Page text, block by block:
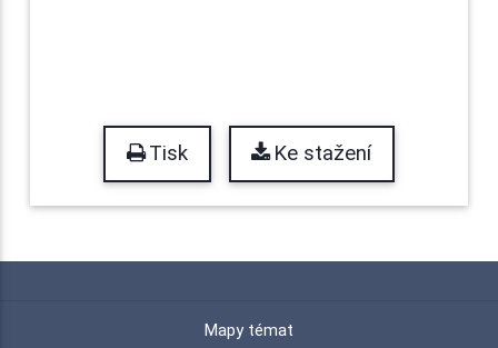
Tisk Ke stažení
Mapy témat